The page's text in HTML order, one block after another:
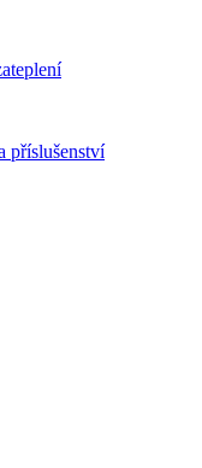
příslušenství